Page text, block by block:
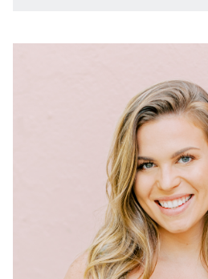
φυλλάδια και εικόνες για τα
δίνει προτεραιότητα στον
σαφήνεια. Προηγουμένως, η
διευθύντρια σχεδιασμού και
μάρκετινγκ στους κλάδους της
μη κερδοσκοπικών οργανισμών.
Η Alissa διαθέτει πιστοποίηση
Μάρκετινγκ και είναι κάτοχος
Τεχνών στη Γραφιστική από